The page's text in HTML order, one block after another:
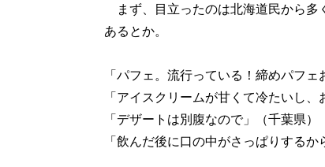
まず、目立ったのは北海道民から多
あるとか。
「パフェ。流行っている！締めパフェ
「アイスクリームが甘くて冷たいし
「デザートは別腹なので」（千葉県）
「飲んだ後に口の中がさっぱりするか